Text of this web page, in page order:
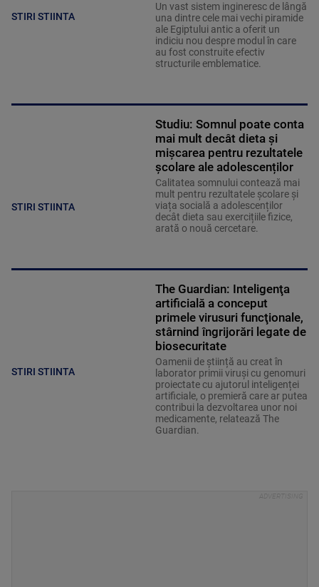
STIRI STIINTA
Un vast sistem ingineresc de lângă
una dintre cele mai vechi piramide
ale Egiptului antic a oferit un
indiciu nou despre modul în care
au fost construite efectiv
structurile emblematice.
STIRI STIINTA
Studiu: Somnul poate conta
mai mult decât dieta și
mișcarea pentru rezultatele
școlare ale adolescenților
Calitatea somnului contează mai
mult pentru rezultatele școlare și
viața socială a adolescenților
decât dieta sau exercițiile fizice,
arată o nouă cercetare.
STIRI STIINTA
The Guardian: Inteligenţa
artificială a conceput
primele virusuri funcţionale,
stârnind îngrijorări legate de
biosecuritate
Oamenii de știință au creat în
laborator primii viruși cu genomuri
proiectate cu ajutorul inteligenței
artificiale, o premieră care ar putea
contribui la dezvoltarea unor noi
medicamente, relatează The
Guardian.